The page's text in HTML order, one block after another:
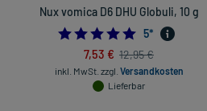
Nux vomica D6 DHU Globuli, 10 g
5.0
5*
7,53 € 12,95 €
inkl. MwSt. zzgl. Versandkosten
Lieferbar